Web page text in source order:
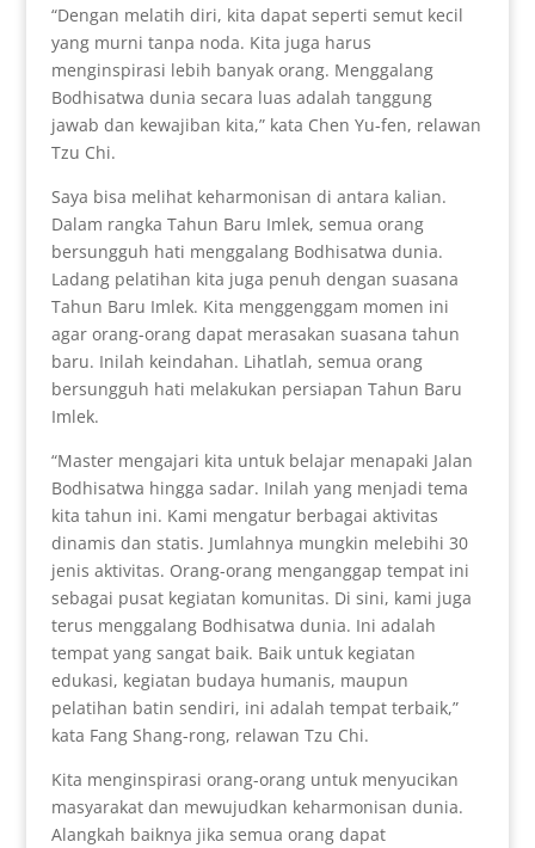
“Dengan melatih diri, kita dapat seperti semut kecil
yang murni tanpa noda. Kita juga harus
menginspirasi lebih banyak orang. Menggalang
Bodhisatwa dunia secara luas adalah tanggung
jawab dan kewajiban kita,” kata Chen Yu-fen, relawan
Tzu Chi.
Saya bisa melihat keharmonisan di antara kalian.
Dalam rangka Tahun Baru Imlek, semua orang
bersungguh hati menggalang Bodhisatwa dunia.
Ladang pelatihan kita juga penuh dengan suasana
Tahun Baru Imlek. Kita menggenggam momen ini
agar orang-orang dapat merasakan suasana tahun
baru. Inilah keindahan. Lihatlah, semua orang
bersungguh hati melakukan persiapan Tahun Baru
Imlek.
“Master mengajari kita untuk belajar menapaki Jalan
Bodhisatwa hingga sadar. Inilah yang menjadi tema
kita tahun ini. Kami mengatur berbagai aktivitas
dinamis dan statis. Jumlahnya mungkin melebihi 30
jenis aktivitas. Orang-orang menganggap tempat ini
sebagai pusat kegiatan komunitas. Di sini, kami juga
terus menggalang Bodhisatwa dunia. Ini adalah
tempat yang sangat baik. Baik untuk kegiatan
edukasi, kegiatan budaya humanis, maupun
pelatihan batin sendiri, ini adalah tempat terbaik,”
kata Fang Shang-rong, relawan Tzu Chi.
Kita menginspirasi orang-orang untuk menyucikan
masyarakat dan mewujudkan keharmonisan dunia.
Alangkah baiknya jika semua orang dapat